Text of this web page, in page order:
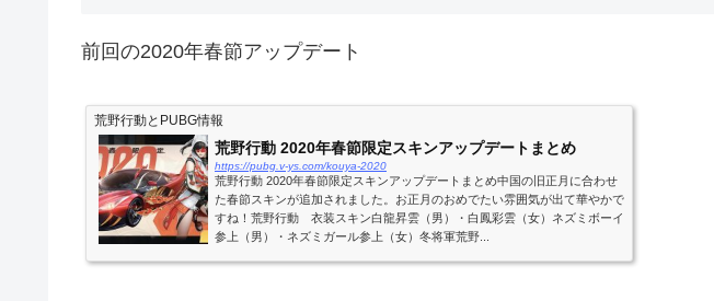
前回の2020年春節アップデート
荒野行動とPUBG情報
荒野行動 2020年春節限定スキンアップデートまとめ
https://pubg.v-ys.com/kouya-2020
荒野行動 2020年春節限定スキンアップデートまとめ中国の旧正月に合わせ
た春節スキンが追加されました。お正月のおめでたい雰囲気が出て華やかで
すね！荒野行動 衣装スキン白龍昇雲（男）・白鳳彩雲（女）ネズミボーイ
参上（男）・ネズミガール参上（女）冬将軍荒野...